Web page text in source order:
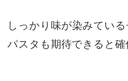
しっかり味が染みている
パスタも期待できると